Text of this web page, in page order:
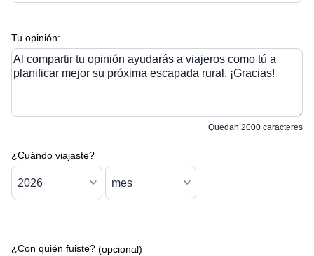
Tu opinión:
Al compartir tu opinión ayudarás a viajeros como tú a
planificar mejor su próxima escapada rural. ¡Gracias!
Quedan 2000 caracteres
¿Cuándo viajaste?
¿Con quién fuiste? (opcional)